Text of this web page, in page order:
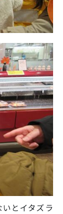
とイタズラ